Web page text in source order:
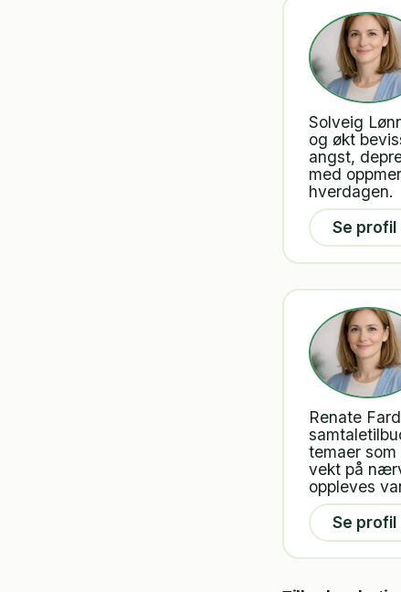
Solveig
og økt
angst,
med
hverdagen.
Se profil
Renate
temaer
vekt på
oppleves
Se profil